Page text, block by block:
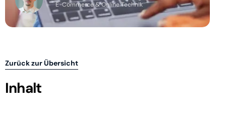
E-Commerce & Online Technik
Zurück zur Übersicht
Inhalt